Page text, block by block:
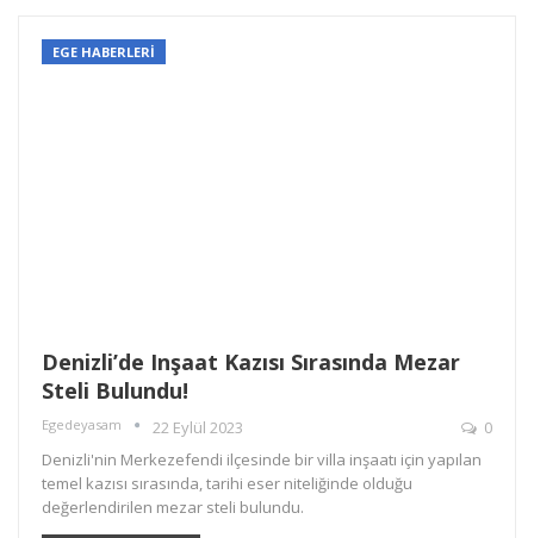
EGE HABERLERİ
Denizli’de Inşaat Kazısı Sırasında Mezar
Steli Bulundu!
Egedeyasam 22 Eylül 2023
0
Denizli'nin Merkezefendi ilçesinde bir villa inşaatı için yapılan
temel kazısı sırasında, tarihi eser niteliğinde olduğu
değerlendirilen mezar steli bulundu.